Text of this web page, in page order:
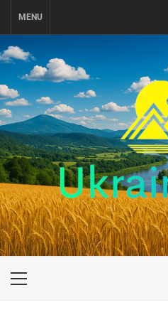
MENU
UKRAINE-IS
ПОДОРОЖI ПО УКРАЇНІ
Primary